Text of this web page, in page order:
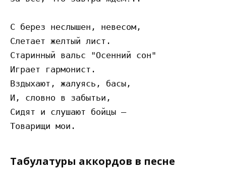
С берез неслышен, невесом,
Слетает желтый лист.
Старинный вальс "Осенний сон"
Играет гармонист.
Вздыхают, жалуясь, басы,
И, словно в забытьи,
Сидят и слушают бойцы —
Табулатуры аккордов в песне